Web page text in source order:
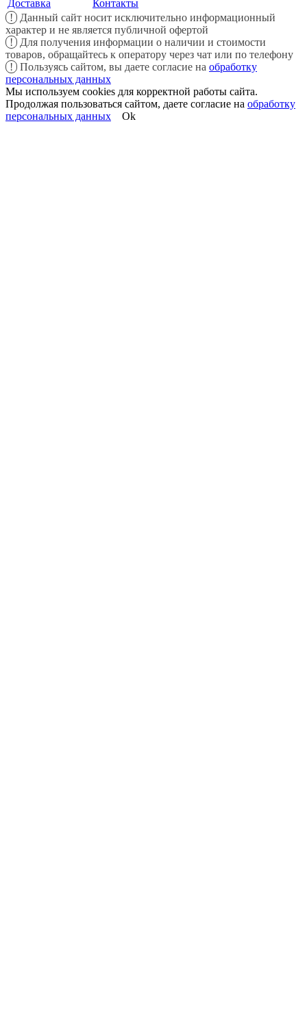
Доставка
Контакты
!
Данный сайт носит исключительно информационный
характер и не является публичной офертой
!
Для получения информации о наличии и стоимости
товаров, обращайтесь к оператору через чат или по телефону
!
Пользуясь сайтом, вы даете согласие на обработку
персональных данных
Мы используем cookies для корректной работы сайта.
Продолжая пользоваться сайтом, даете согласие на обработку
персональных данных
Ok